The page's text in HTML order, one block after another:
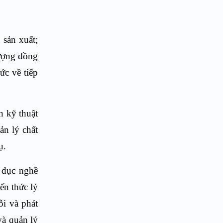
sản xuất;
đồng
về tiếp
kỹthuật
lý chất
.
nghề
thức lý
và phát
quản lý